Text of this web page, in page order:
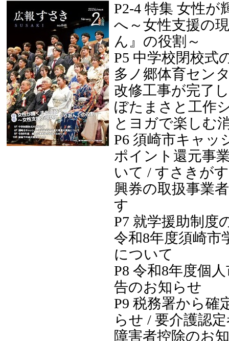
P2-4 特集 女性が
へ～女性支援の
ん』の役割～
P5 中学校閉校式
多ノ郷体育セン
改修工事が完了
ぼたまさと工作
とヨガで楽しむ
P6 須崎市キャッ
ポイント還元事
いて / すさきが
興券の取扱事業
す
P7 就学援助制度
令和8年度須崎市
について
P8 令和8年度個
告のお知らせ
P9 税務署から確
らせ / 要介護認
障害者控除のお